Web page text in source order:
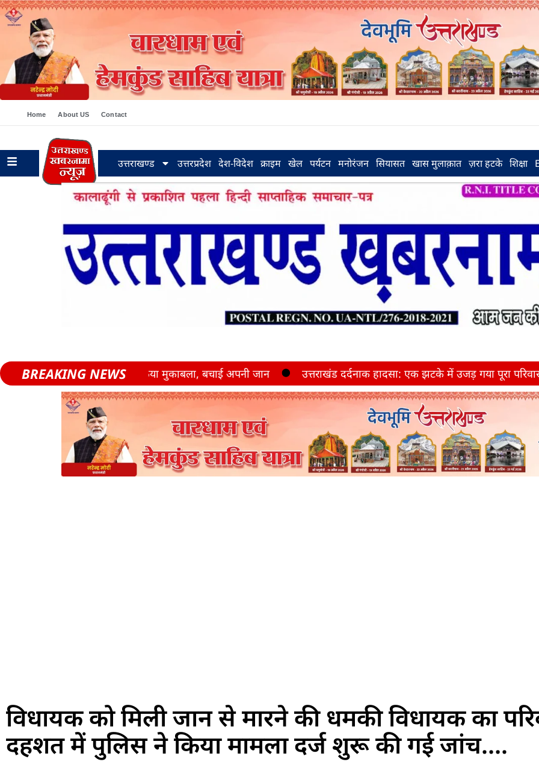
Home About US Contact
उत्तराखण्ड उत्तरप्रदेश देश-विदेश क्राइम खेल पर्यटन मनोरंजन सियासत खास मुलाक़ात ज़रा हटके शिक्षा
BREAKING NEWS
ने बड़ियाठ से किया मुकाबला, बचाई अपनी जान उत्तराखंड दर्दनाक हादसा: एक झटके में उजड़ गया पूरा परिवार, खाई में गिरी
विधायक को मिली जान से मारने की धमकी विधायक का
दहशत में पुलिस ने किया मामला दर्ज शुरू की गई जांच….